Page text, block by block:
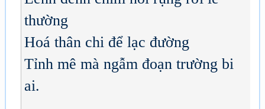
thường
Hoá thân chi để lạc đường
Tỉnh mê mà ngẫm đoạn trường bi
ai.